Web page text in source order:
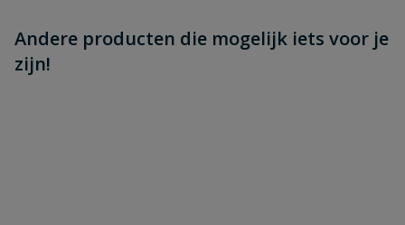
Andere producten die mogelijk iets voor je
zijn!